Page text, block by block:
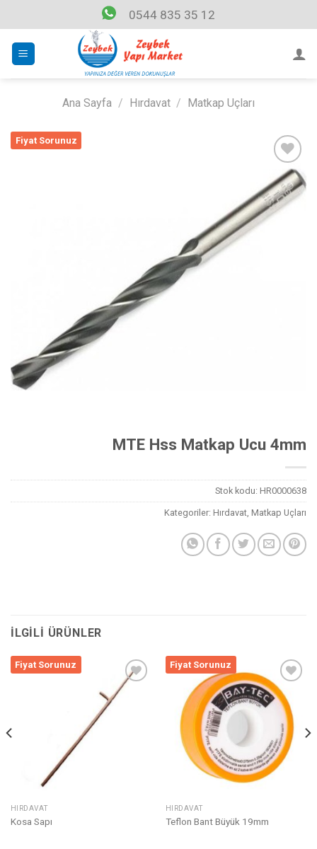
to
content
0544 835 35 12
Ana Sayfa / Hırdavat / Matkap Uçları
Listeme
Ekle
Fiyat Sorunuz
MTE Hss Matkap Ucu 4mm
Stok kodu: HR0000638
Kategoriler: Hırdavat, Matkap Uçları
İLGILI ÜRÜNLER
Fiyat Sorunuz
Listeme
HIRDAVAT
Kosa Sapı
Fiyat Sorunuz
Listeme
Ekle
HIRDAVAT
Teflon Bant Büyük 19mm